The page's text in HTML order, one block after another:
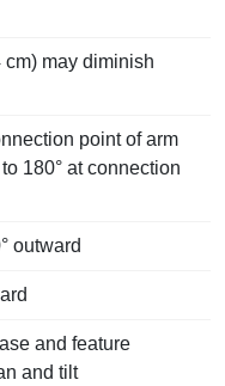
cm) may diminish
point of arm
180° at connection
outward
and feature
and tilt